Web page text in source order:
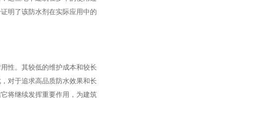
明了该防水剂在实际应用中的
性。其较低的维护成本和较长
对于追求高品质防水效果和长
将继续发挥重要作用，为建筑